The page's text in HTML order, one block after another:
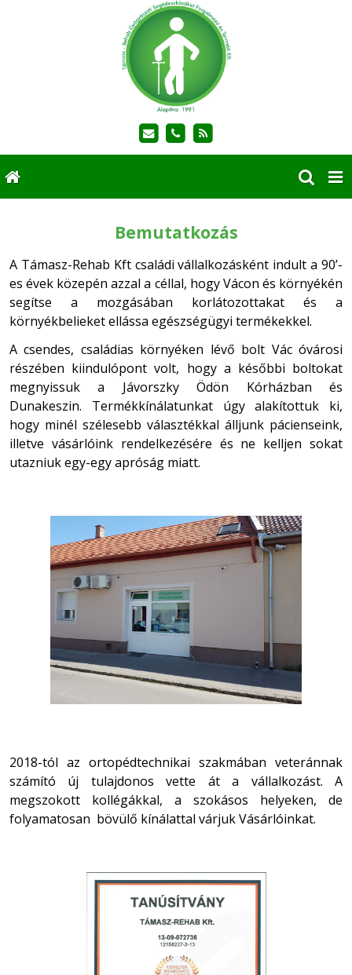
Bemutatkozás
A Támasz-Rehab Kft családi vállalkozásként indult a 90’-
es évek közepén azzal a céllal, hogy Vácon és környékén
segítse a mozgásában korlátozottakat és a
környékbelieket ellássa egészségügyi termékekkel.
A csendes, családias környéken lévő bolt Vác óvárosi
részében kiindulópont volt, hogy a későbbi boltokat
megnyissuk a Jávorszky Ödön Kórházban és
Dunakeszin. Termékkínálatunkat úgy alakítottuk ki,
hogy minél szélesebb választékkal álljunk pácienseink,
illetve vásárlóink rendelkezésére és ne kelljen sokat
utazniuk egy-egy apróság miatt.
2018-tól az ortopédtechnikai szakmában veteránnak
számító új tulajdonos vette át a vállalkozást. A
megszokott kollégákkal, a szokásos helyeken, de
folyamatosan bövülő kínálattal várjuk Vásárlóinkat.